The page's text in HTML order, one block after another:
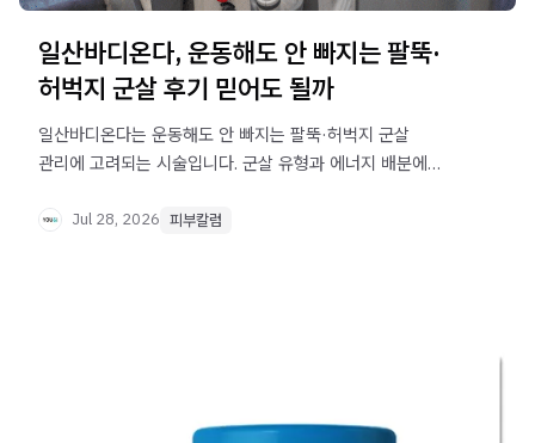
일산바디온다, 운동해도 안 빠지는 팔뚝·
허벅지 군살 후기 믿어도 될까
일산바디온다는 운동해도 안 빠지는 팔뚝·허벅지 군살
관리에 고려되는 시술입니다. 군살 유형과 에너지 배분에
Jul 28, 2026 피부칼럼